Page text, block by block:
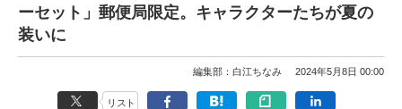
ーセット」郵便局限定。キャラクターたちが夏の
装いに
編集部：白江ちなみ 2024年5月8日 00:00
リスト